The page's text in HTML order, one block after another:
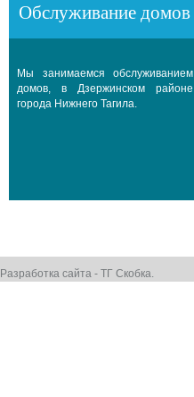
Обслуживание домов
Мы занимаемся обслуживанием
домов, в Дзержинском районе
города Нижнего Тагила.
Разработка сайта - ТГ Скобка.